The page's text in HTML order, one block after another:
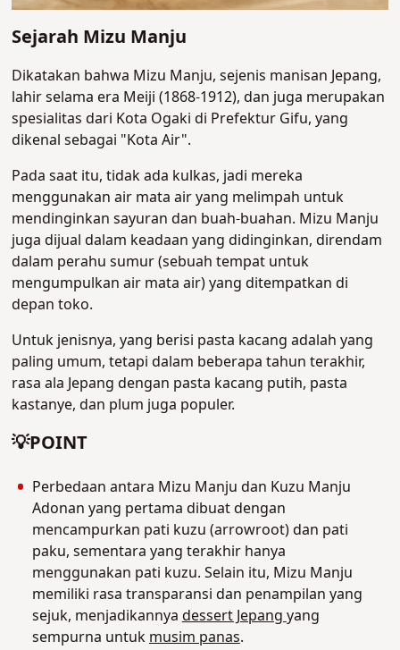
Sejarah Mizu Manju
Dikatakan bahwa Mizu Manju, sejenis manisan Jepang,
lahir selama era Meiji (1868-1912), dan juga merupakan
spesialitas dari Kota Ogaki di Prefektur Gifu, yang
dikenal sebagai "Kota Air".
Pada saat itu, tidak ada kulkas, jadi mereka
menggunakan air mata air yang melimpah untuk
mendinginkan sayuran dan buah-buahan. Mizu Manju
juga dijual dalam keadaan yang didinginkan, direndam
dalam perahu sumur (sebuah tempat untuk
mengumpulkan air mata air) yang ditempatkan di
depan toko.
Untuk jenisnya, yang berisi pasta kacang adalah yang
paling umum, tetapi dalam beberapa tahun terakhir,
rasa ala Jepang dengan pasta kacang putih, pasta
kastanye, dan plum juga populer.
💡POINT
Perbedaan antara Mizu Manju dan Kuzu Manju
Adonan yang pertama dibuat dengan
mencampurkan pati kuzu (arrowroot) dan pati
paku, sementara yang terakhir hanya
menggunakan pati kuzu. Selain itu, Mizu Manju
memiliki rasa transparansi dan penampilan yang
sejuk, menjadikannyadessert Jepangyang
sempurna untukmusim panas.